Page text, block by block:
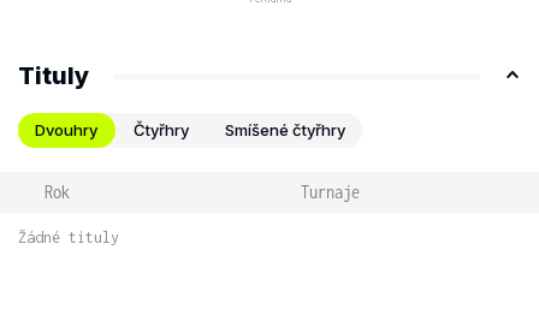
Tituly
Dvouhry Čtyřhry Smíšené čtyřhry
Rok Turnaje
Žádné tituly